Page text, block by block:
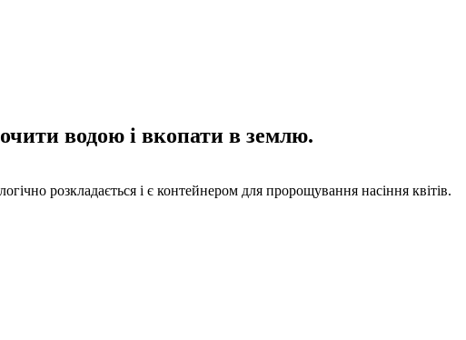
водою і вкопати в землю.
розкладається і є контейнером для пророщування насіння квітів.